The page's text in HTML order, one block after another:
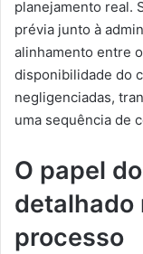
planejamento real.
prévia junto à
alinhamento entre
disponibilidade do
negligenciadas,
uma sequência de
O papel
detalhado
processo